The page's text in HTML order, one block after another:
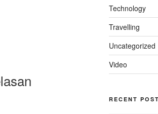
Technology
Travelling
Uncategorized
Video
RECENT